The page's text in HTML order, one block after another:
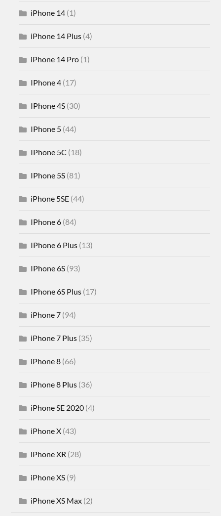
iPhone 14 (1)
iPhone 14 Plus (4)
iPhone 14 Pro (1)
IPhone 4 (17)
IPhone 4S (30)
IPhone 5 (44)
IPhone 5C (18)
IPhone 5S (81)
iPhone 5SE (44)
IPhone 6 (84)
IPhone 6 Plus (13)
IPhone 6S (93)
IPhone 6S Plus (17)
iPhone 7 (94)
iPhone 7 Plus (35)
iPhone 8 (66)
iPhone 8 Plus (36)
iPhone SE 2020 (4)
iPhone X (43)
iPhone XR (28)
iPhone XS (9)
iPhone XS Max (2)